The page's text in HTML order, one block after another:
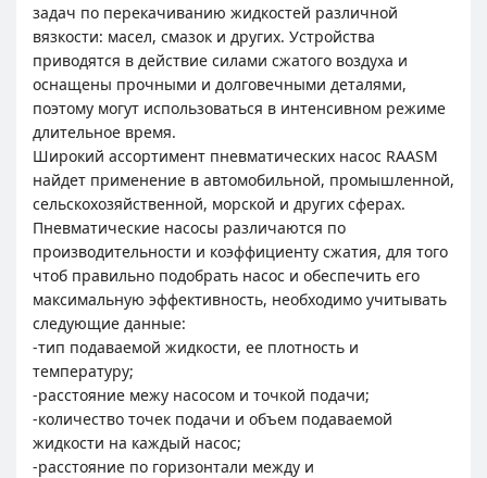
задач по перекачиванию жидкостей различной
вязкости: масел, смазок и других. Устройства
приводятся в действие силами сжатого воздуха и
оснащены прочными и долговечными деталями,
поэтому могут использоваться в интенсивном режиме
длительное время.
Широкий ассортимент пневматических насос RAASM
найдет применение в автомобильной, промышленной,
сельскохозяйственной, морской и других сферах.
Пневматические насосы различаются по
производительности и коэффициенту сжатия, для того
чтоб правильно подобрать насос и обеспечить его
максимальную эффективность, необходимо учитывать
следующие данные:
-тип подаваемой жидкости, ее плотность и
температуру;
-расстояние межу насосом и точкой подачи;
-количество точек подачи и объем подаваемой
жидкости на каждый насос;
-расстояние по горизонтали между и